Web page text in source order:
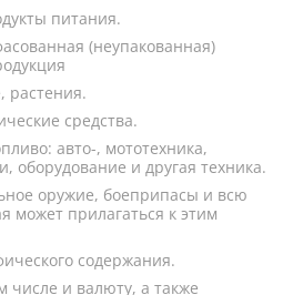
питания.
(неупакованная)
растения.
средства.
авто-, мототехника,
оборудование и другая техника.
оружие, боеприпасы и всю
может прилагаться к этим
содержания.
числе и валюту, а также